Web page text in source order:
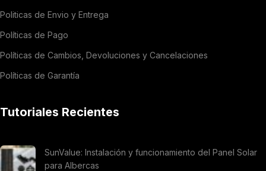
Politicas de Envio y Entrega
Políticas de Pago
Políticas de Cambios, Devoluciones y Cancelaciones
Políticas de Garantía
Tutoriales Recientes
SunValue: Instalación y funcionamiento del Panel Solar
para Albercas